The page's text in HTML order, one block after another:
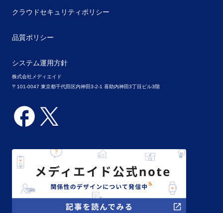
株式会社メディエイド
〒101-0047 東京都千代田区内神田3-2-1 喜助内神田3丁目ビル3階
クラウドセキュリティポリシー
品質ポリシー
システム運用方針